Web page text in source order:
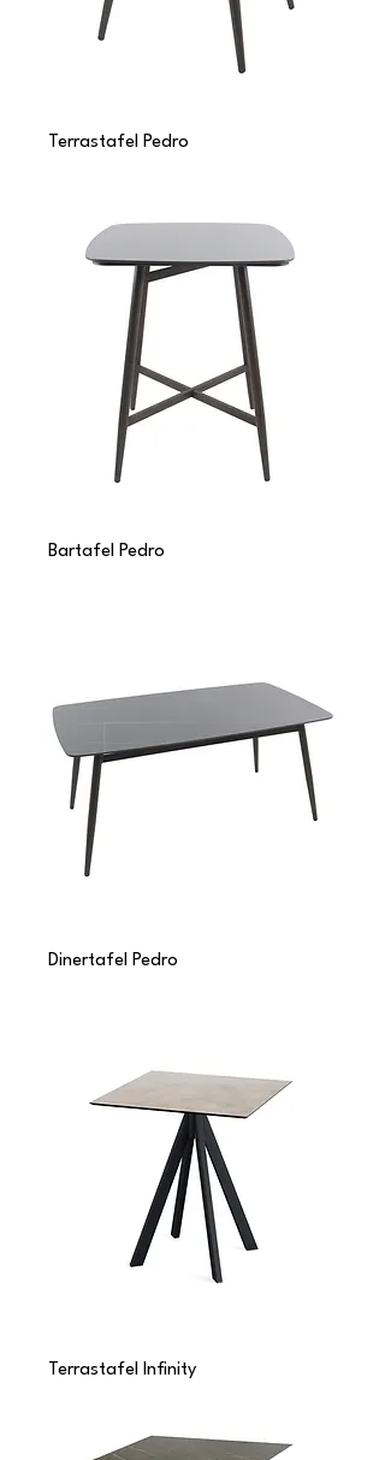
Terrastafel Pedro
Bartafel Pedro
Dinertafel Pedro
Terrastafel Infinity